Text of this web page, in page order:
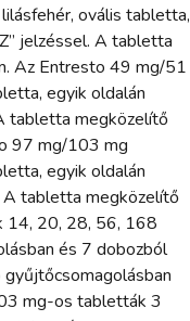
ovális tabletta,
jelzéssel. A tabletta
Az Entresto 49 mg/51
egyik oldalán
tabletta megközelítő
97 mg/103 mg
egyik oldalán
A tabletta megközelítő
14, 20, 28, 56, 168
és 7 dobozból
mg-os tabletták 3